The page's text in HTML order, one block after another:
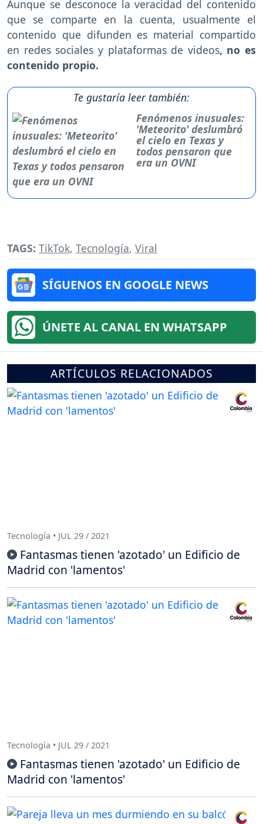
Aunque se desconoce la veracidad del contenido
que se comparte en la cuenta, usualmente el
contenido que difunden es material compartido
en redes sociales y plataformas de videos, no es
contenido propio.
Te gustaría leer también:
Fenómenos inusuales:
'Meteorito' deslumbró
el cielo en Texas y
todos pensaron que
era un OVNI
TAGS: TikTok, Tecnología, Viral
SÍGUENOS EN GOOGLE NEWS
ÚNETE AL CANAL EN WHATSAPP
ARTÍCULOS RELACIONADOS
Tecnología • JUL 29 / 2021
Fantasmas tienen 'azotado' un Edificio de
Madrid con 'lamentos'
Tecnología • JUL 29 / 2021
Fantasmas tienen 'azotado' un Edificio de
Madrid con 'lamentos'